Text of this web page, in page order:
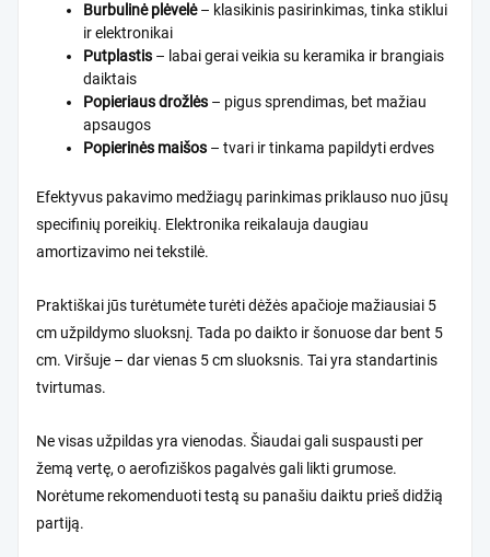
Burbulinė plėvelė– klasikinis pasirinkimas, tinka stiklui
ir elektronikai
Putplastis – labai gerai veikia su keramika ir brangiais
daiktais
Popieriaus drožlės – pigus sprendimas, bet mažiau
apsaugos
Popierinės maišos – tvari ir tinkama papildyti erdves
Efektyvus pakavimo medžiagų parinkimas priklauso nuo jūsų
specifinių poreikių. Elektronika reikalauja daugiau
amortizavimo nei tekstilė.
Praktiškai jūs turėtumėte turėti dėžės apačioje mažiausiai 5
cm užpildymo sluoksnį. Tada po daikto ir šonuose dar bent 5
cm. Viršuje – dar vienas 5 cm sluoksnis. Tai yra standartinis
tvirtumas.
Ne visas užpildas yra vienodas. Šiaudai gali suspausti per
žemą vertę, o aerofiziškos pagalvės gali likti grumose.
Norėtume rekomenduoti testą su panašiu daiktu prieš didžią
partiją.